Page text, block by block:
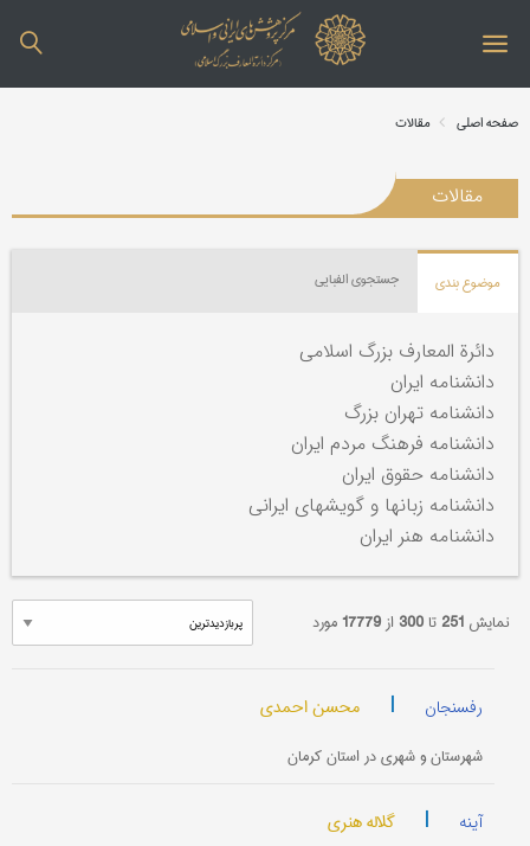
صفحه اصلی مقالات
مقالات
موضوع بندی جستجوی الفبایی
دائرة المعارف بزرگ اسلامی
دانشنامه ایران
دانشنامه تهران بزرگ
دانشنامه فرهنگ مردم ایران
دانشنامه حقوق ایران
دانشنامه زبانها و گویشهای ایرانی
دانشنامه هنر ایران
نمایش 251تا300 از17779مورد
رفسنجان | محسن احمدی
شهرستان و شهری در استان کرمان
آینه | گلاله هنری